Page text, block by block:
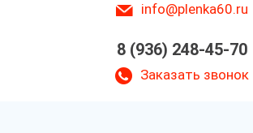
info@plenka60.ru
8 (936) 248-45-70
Заказать звонок